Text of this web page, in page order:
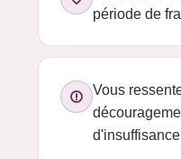
période de
Vous
d'insuffisance